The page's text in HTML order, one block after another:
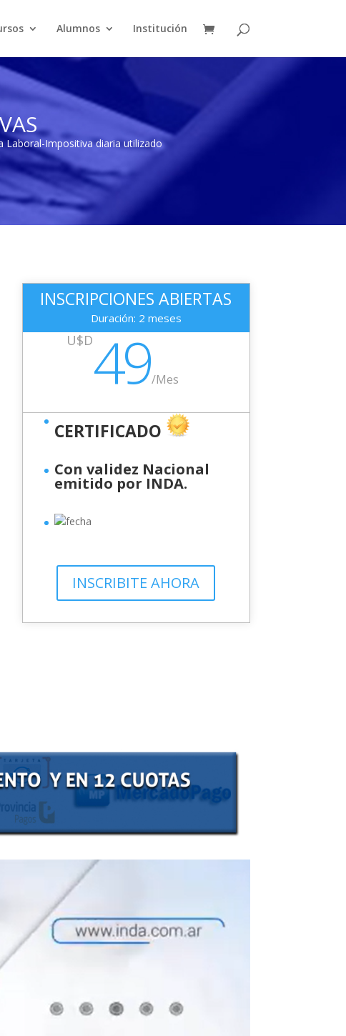
Alumnos Institución
Laboral-Impositiva diaria utilizado
INSCRIPCIONES ABIERTAS
Duración: 2 meses
U$D49/Mes
CERTIFICADO
Con validez Nacional
emitido por INDA.
INSCRIBITE AHORA